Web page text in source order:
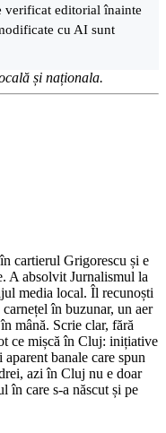
verificat editorial înainte
cu AI sunt
și naționala.
cartierul Grigorescu și e
A absolvit Jurnalismul la
media local. Îl recunoști
în buzunar, un aer
mână. Scrie clar, fără
ce mișcă în Cluj: inițiative
banale care spun
azi în Cluj nu e doar
în care s-a născut și pe